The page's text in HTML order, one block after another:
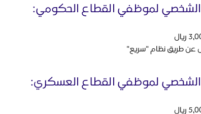
الشخصي لموظفي القطاع الحكومي:
عن طريق نظام "سريع"
الشخصي لموظفي القطاع العسكري: